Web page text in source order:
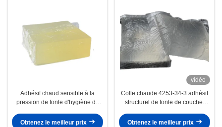
Adhésif chaud sensible à la
pression de fonte d'hygiène de
structurelle de serviette
Obtenez le meilleur prix
vidéo
Colle chaude 4253-34-3 adhésif
structurel de fonte de couche-
Obtenez le meilleur prix